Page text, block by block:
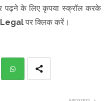
पढ़ने के लिए कृपया स्क्रॉल करके
Legal पर क्लिक करें।